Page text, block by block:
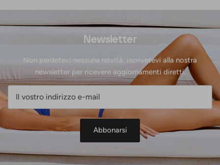
Newsletter
Non perdetevi nessuna novità: iscrivetevi alla nostra
newsletter per ricevere aggiornamenti diretti.
Abbonarsi